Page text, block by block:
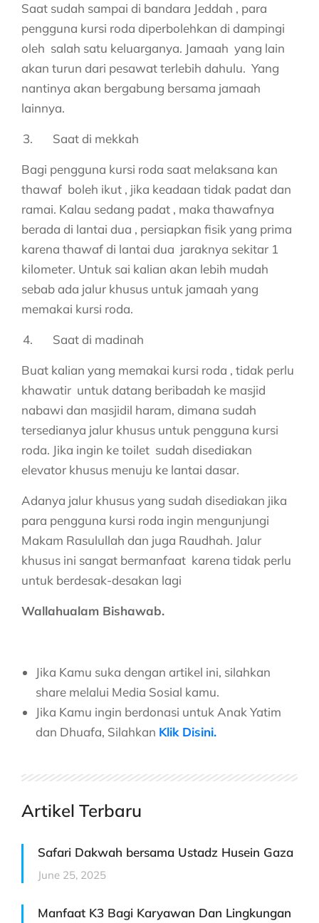
Saat sudah sampai di bandara Jeddah , para
pengguna kursi roda diperbolehkan di dampingi
oleh salah satu keluarganya. Jamaah yang lain
akan turun dari pesawat terlebih dahulu. Yang
nantinya akan bergabung bersama jamaah
lainnya.
Saat di mekkah
Bagi pengguna kursi roda saat melaksana kan
thawaf boleh ikut , jika keadaan tidak padat dan
ramai. Kalau sedang padat , maka thawafnya
berada di lantai dua , persiapkan fisik yang prima
karena thawaf di lantai dua jaraknya sekitar 1
kilometer. Untuk sai kalian akan lebih mudah
sebab ada jalur khusus untuk jamaah yang
memakai kursi roda.
Saat di madinah
Buat kalian yang memakai kursi roda , tidak perlu
khawatir untuk datang beribadah ke masjid
nabawi dan masjidil haram, dimana sudah
tersedianya jalur khusus untuk pengguna kursi
roda. Jika ingin ke toilet sudah disediakan
elevator khusus menuju ke lantai dasar.
Adanya jalur khusus yang sudah disediakan jika
para pengguna kursi roda ingin mengunjungi
Makam Rasulullah dan juga Raudhah. Jalur
khusus ini sangat bermanfaat karena tidak perlu
untuk berdesak-desakan lagi
Wallahualam Bishawab.
Jika Kamu suka dengan artikel ini, silahkan
share melalui Media Sosial kamu.
Jika Kamu ingin berdonasi untuk Anak Yatim
dan Dhuafa, Silahkan Klik Disini.
Artikel Terbaru
Safari Dakwah bersama Ustadz Husein Gaza
June 25, 2025
Manfaat K3 Bagi Karyawan Dan Lingkungan